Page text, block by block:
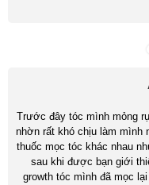
Trước đây tóc mình mỏng
nhờn rất khó chịu làm mình
thuốc mọc tóc khác nhau
sau khi được bạn giới
growth tóc mình đã mọc